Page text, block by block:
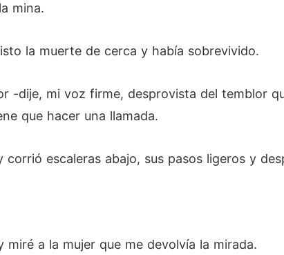
mina.
la muerte de cerca y había sobrevivido.
-dije, mi voz firme, desprovista del temblor
que hacer una llamada.
corrió escaleras abajo, sus pasos ligeros y
miré a la mujer que me devolvía la mirada.